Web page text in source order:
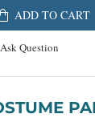
ADD TO CART
Ask Question